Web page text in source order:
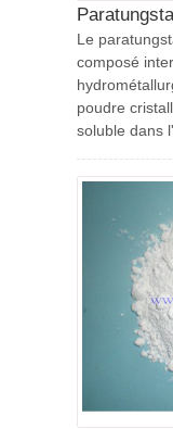
Le
composé
poudre
soluble dans